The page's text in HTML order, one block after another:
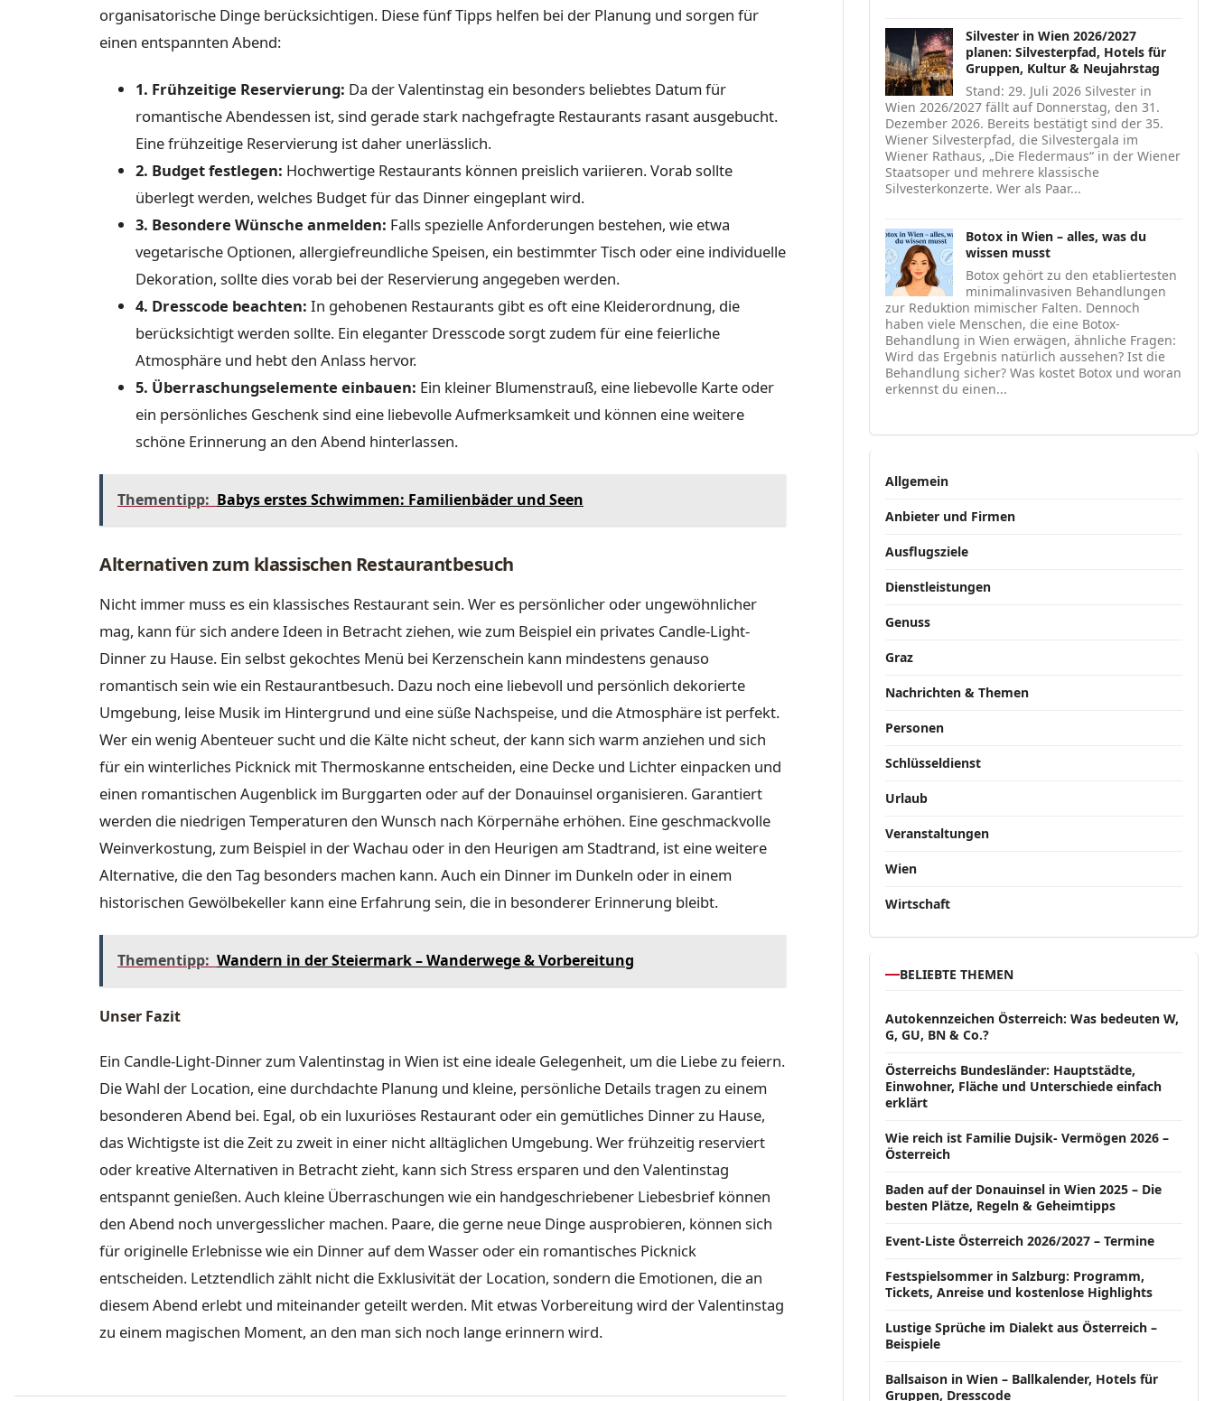
organisatorische Dinge berücksichtigen. Diese fünf Tipps helfen bei der Planung und sorgen für
einen entspannten Abend:
1. Frühzeitige Reservierung: Da der Valentinstag ein besonders beliebtes Datum für
romantische Abendessen ist, sind gerade stark nachgefragte Restaurants rasant ausgebucht.
Eine frühzeitige Reservierung ist daher unerlässlich.
2. Budget festlegen: Hochwertige Restaurants können preislich variieren. Vorab sollte
überlegt werden, welches Budget für das Dinner eingeplant wird.
3. Besondere Wünsche anmelden: Falls spezielle Anforderungen bestehen, wie etwa
vegetarische Optionen, allergiefreundliche Speisen, ein bestimmter Tisch oder eine individuelle
Dekoration, sollte dies vorab bei der Reservierung angegeben werden.
4. Dresscode beachten: In gehobenen Restaurants gibt es oft eine Kleiderordnung, die
berücksichtigt werden sollte. Ein eleganter Dresscode sorgt zudem für eine feierliche
Atmosphäre und hebt den Anlass hervor.
5. Überraschungselemente einbauen: Ein kleiner Blumenstrauß, eine liebevolle Karte oder
ein persönliches Geschenk sind eine liebevolle Aufmerksamkeit und können eine weitere
schöne Erinnerung an den Abend hinterlassen.
Thementipp: Babys erstes Schwimmen: Familienbäder und Seen
Alternativen zum klassischen Restaurantbesuch
Nicht immer muss es ein klassisches Restaurant sein. Wer es persönlicher oder ungewöhnlicher
mag, kann für sich andere Ideen in Betracht ziehen, wie zum Beispiel ein privates Candle-Light-
Dinner zu Hause. Ein selbst gekochtes Menü bei Kerzenschein kann mindestens genauso
romantisch sein wie ein Restaurantbesuch. Dazu noch eine liebevoll und persönlich dekorierte
Umgebung, leise Musik im Hintergrund und eine süße Nachspeise, und die Atmosphäre ist perfekt.
Wer ein wenig Abenteuer sucht und die Kälte nicht scheut, der kann sich warm anziehen und sich
für ein winterliches Picknick mit Thermoskanne entscheiden, eine Decke und Lichter einpacken und
einen romantischen Augenblick im Burggarten oder auf der Donauinsel organisieren. Garantiert
werden die niedrigen Temperaturen den Wunsch nach Körpernähe erhöhen. Eine geschmackvolle
Weinverkostung, zum Beispiel in der Wachau oder in den Heurigen am Stadtrand, ist eine weitere
Alternative, die den Tag besonders machen kann. Auch ein Dinner im Dunkeln oder in einem
historischen Gewölbekeller kann eine Erfahrung sein, die in besonderer Erinnerung bleibt.
Thementipp: Wandern in der Steiermark – Wanderwege & Vorbereitung
Unser Fazit
Ein Candle-Light-Dinner zum Valentinstag in Wien ist eine ideale Gelegenheit, um die Liebe zu feiern.
Die Wahl der Location, eine durchdachte Planung und kleine, persönliche Details tragen zu einem
besonderen Abend bei. Egal, ob ein luxuriöses Restaurant oder ein gemütliches Dinner zu Hause,
das Wichtigste ist die Zeit zu zweit in einer nicht alltäglichen Umgebung. Wer frühzeitig reserviert
oder kreative Alternativen in Betracht zieht, kann sich Stress ersparen und den Valentinstag
entspannt genießen. Auch kleine Überraschungen wie ein handgeschriebener Liebesbrief können
den Abend noch unvergesslicher machen. Paare, die gerne neue Dinge ausprobieren, können sich
für originelle Erlebnisse wie ein Dinner auf dem Wasser oder ein romantisches Picknick
entscheiden. Letztendlich zählt nicht die Exklusivität der Location, sondern die Emotionen, die an
diesem Abend erlebt und miteinander geteilt werden. Mit etwas Vorbereitung wird der Valentinstag
zu einem magischen Moment, an den man sich noch lange erinnern wird.
Silvester in Wien 2026/2027
planen: Silvesterpfad, Hotels für
Gruppen, Kultur & Neujahrstag
Stand: 29. Juli 2026 Silvester in
Wien 2026/2027 fällt auf Donnerstag, den 31.
Dezember 2026. Bereits bestätigt sind der 35.
Wiener Silvesterpfad, die Silvestergala im
Wiener Rathaus, „Die Fledermaus“ in der Wiener
Staatsoper und mehrere klassische
Silvesterkonzerte. Wer als Paar...
Botox in Wien – alles, was du
wissen musst
Botox gehört zu den etabliertesten
minimalinvasiven Behandlungen
zur Reduktion mimischer Falten. Dennoch
haben viele Menschen, die eine Botox-
Behandlung in Wien erwägen, ähnliche Fragen:
Wird das Ergebnis natürlich aussehen? Ist die
Behandlung sicher? Was kostet Botox und woran
erkennst du einen...
Allgemein
Anbieter und Firmen
Ausflugsziele
Dienstleistungen
Genuss
Graz
Nachrichten & Themen
Personen
Schlüsseldienst
Urlaub
Veranstaltungen
Wien
Wirtschaft
BELIEBTE THEMEN
Autokennzeichen Österreich: Was bedeuten W,
G, GU, BN & Co.?
Österreichs Bundesländer: Hauptstädte,
Einwohner, Fläche und Unterschiede einfach
erklärt
Wie reich ist Familie Dujsik- Vermögen 2026 –
Österreich
Baden auf der Donauinsel in Wien 2025 – Die
besten Plätze, Regeln & Geheimtipps
Event-Liste Österreich 2026/2027 – Termine
Festspielsommer in Salzburg: Programm,
Tickets, Anreise und kostenlose Highlights
Lustige Sprüche im Dialekt aus Österreich –
Beispiele
Ballsaison in Wien – Ballkalender, Hotels für
Gruppen, Dresscode